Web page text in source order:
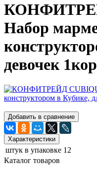
Набор
девочек
Добавить в сравнение
Характеристики
штук в упаковке 12
Каталог товаров